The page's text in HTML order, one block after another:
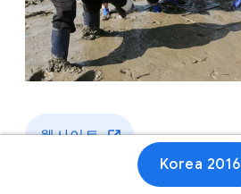
웹사이트
Korea 2016